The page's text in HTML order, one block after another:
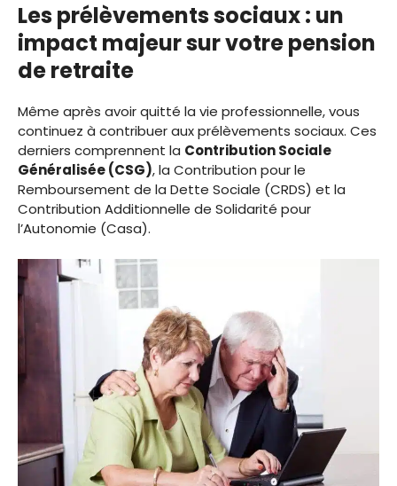
Les prélèvements sociaux : un
impact majeur sur votre pension
de retraite
Même après avoir quitté la vie professionnelle, vous
continuez à contribuer aux prélèvements sociaux. Ces
derniers comprennent la Contribution Sociale
Généralisée (CSG), la Contribution pour le
Remboursement de la Dette Sociale (CRDS) et la
Contribution Additionnelle de Solidarité pour
l’Autonomie (Casa).